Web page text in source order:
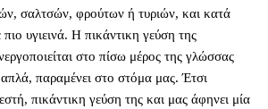
σαλτσών, φρούτων ή τυριών, και κατά
πιο υγιεινά. Η πικάντικη γεύση της
στο πίσω μέρος της γλώσσας
παραμένει στο στόμα μας. Έτσι
πικάντικη γεύση της και μας άφηνει μία